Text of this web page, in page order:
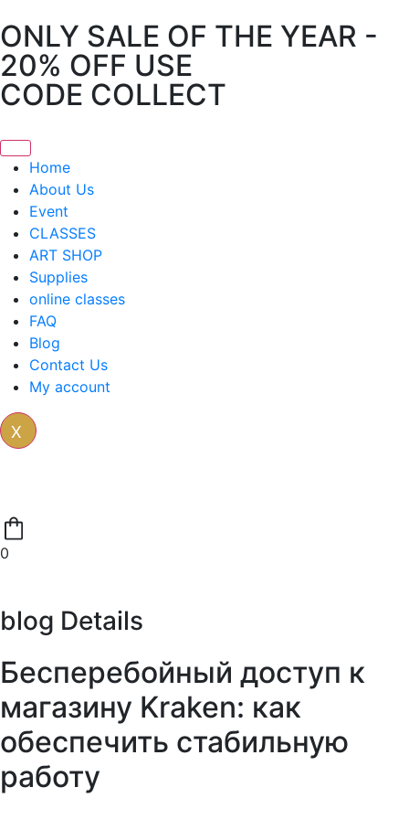
ONLY SALE OF THE YEAR -
20% OFF USE
CODE COLLECT
Home
About Us
Event
CLASSES
ART SHOP
Supplies
online classes
FAQ
Blog
Contact Us
My account
X
0
blog Details
Бесперебойный доступ к
магазину Kraken: как
обеспечить стабильную
работу